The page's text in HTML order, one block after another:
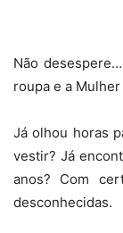
Não
roupa e a
Já olhou horas
vestir? Já
anos? Com
desconhecidas.